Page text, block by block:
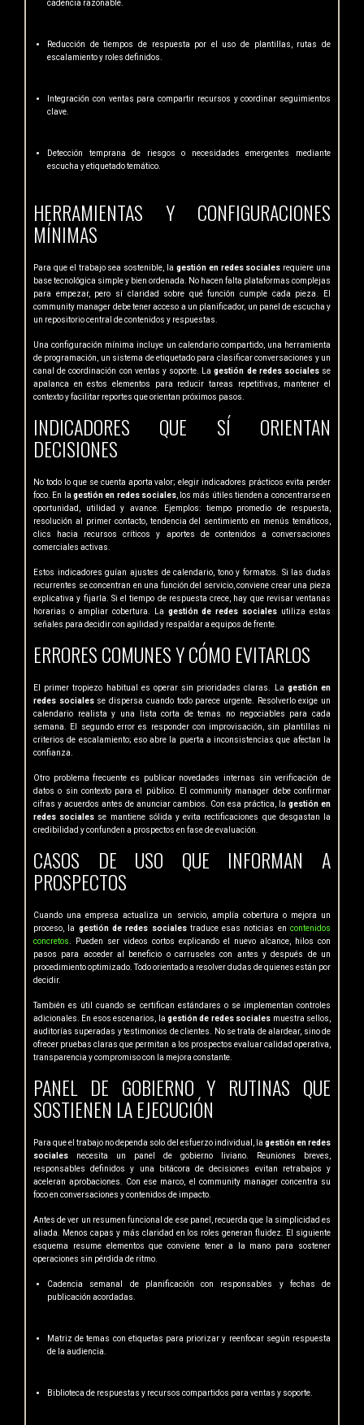
cadencia razonable.
Reducción de tiempos de respuesta por el uso de plantillas, rutas de
escalamiento y roles definidos.
Integración con ventas para compartir recursos y coordinar seguimientos
clave.
Detección temprana de riesgos o necesidades emergentes mediante
escucha y etiquetado temático.
HERRAMIENTAS Y CONFIGURACIONES
MÍNIMAS
Para que el trabajo sea sostenible, la gestión en redes sociales requiere una
base tecnológica simple y bien ordenada. No hacen falta plataformas complejas
para empezar, pero sí claridad sobre qué función cumple cada pieza. El
community manager debe tener acceso a un planificador, un panel de escucha y
un repositorio central de contenidos y respuestas.
Una configuración mínima incluye un calendario compartido, una herramienta
de programación, un sistema de etiquetado para clasificar conversaciones y un
canal de coordinación con ventas y soporte. Lagestión de redes socialesse
apalanca en estos elementos para reducir tareas repetitivas, mantener el
contexto y facilitar reportes que orientan próximos pasos.
INDICADORES QUE SÍ ORIENTAN
DECISIONES
No todo lo que se cuenta aporta valor; elegir indicadores prácticos evita perder
foco. En la gestión en redes sociales, los más útiles tienden a concentrarse en
oportunidad, utilidad y avance. Ejemplos: tiempo promedio de respuesta,
resolución al primer contacto, tendencia del sentimiento en menús temáticos,
clics hacia recursos críticos y aportes de contenidos a conversaciones
comerciales activas.
Estos indicadores guían ajustes de calendario, tono y formatos. Si las dudas
recurrentes se concentran en una función del servicio, conviene crear una pieza
explicativa y fijarla. Si el tiempo de respuesta crece, hay que revisar ventanas
horarias o ampliar cobertura. La gestión de redes sociales utiliza estas
señales para decidir con agilidad y respaldar a equipos de frente.
ERRORES COMUNES Y CÓMO EVITARLOS
El primer tropiezo habitual es operar sin prioridades claras. La gestión en
redes socialesse dispersa cuando todo parece urgente. Resolverlo exige un
calendario realista y una lista corta de temas no negociables para cada
semana. El segundo error es responder con improvisación, sin plantillas ni
criterios de escalamiento; eso abre la puerta a inconsistencias que afectan la
confianza.
Otro problema frecuente es publicar novedades internas sin verificación de
datos o sin contexto para el público. El community manager debe confirmar
cifras y acuerdos antes de anunciar cambios. Con esa práctica, la gestión en
redes sociales se mantiene sólida y evita rectificaciones que desgastan la
credibilidad y confunden a prospectos en fase de evaluación.
CASOS DE USO QUE INFORMAN A
PROSPECTOS
Cuando una empresa actualiza un servicio, amplía cobertura o mejora un
proceso, la gestión de redes socialestraduce esas noticias encontenidos
concretos. Pueden ser videos cortos explicando el nuevo alcance, hilos con
pasos para acceder al beneficio o carruseles con antes y después de un
procedimiento optimizado. Todo orientado a resolver dudas de quienes están por
decidir.
También es útil cuando se certifican estándares o se implementan controles
adicionales. En esos escenarios, la gestión de redes sociales muestra sellos,
auditorías superadas y testimonios de clientes. No se trata de alardear, sino de
ofrecer pruebas claras que permitan a los prospectos evaluar calidad operativa,
transparencia y compromiso con la mejora constante.
PANEL DE GOBIERNO Y RUTINAS QUE
SOSTIENEN LA EJECUCIÓN
Para que el trabajo no dependa solo del esfuerzo individual, la gestión en redes
sociales necesita un panel de gobierno liviano. Reuniones breves,
responsables definidos y una bitácora de decisiones evitan retrabajos y
aceleran aprobaciones. Con ese marco, el community manager concentra su
foco en conversaciones y contenidos de impacto.
Antes de ver un resumen funcional de ese panel, recuerda que la simplicidad es
aliada. Menos capas y más claridad en los roles generan fluidez. El siguiente
esquema resume elementos que conviene tener a la mano para sostener
operaciones sin pérdida de ritmo.
Cadencia semanal de planificación con responsables y fechas de
publicación acordadas.
Matriz de temas con etiquetas para priorizar y reenfocar según respuesta
de la audiencia.
Biblioteca de respuestas y recursos compartidos para ventas y soporte.